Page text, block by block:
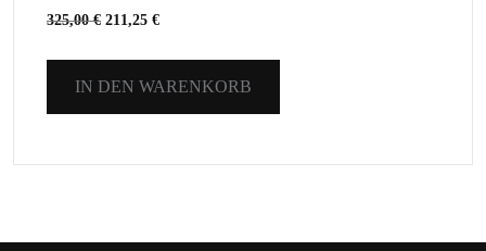
325,00€ 211,25 €
IN DEN WARENKORB